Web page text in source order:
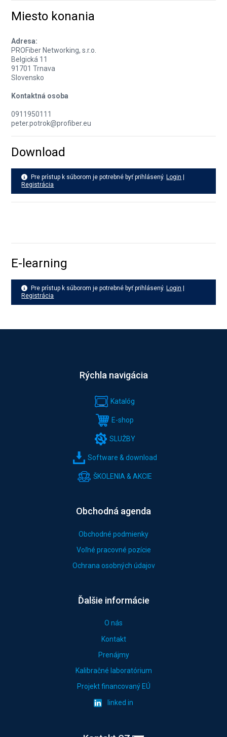
Miesto konania
Adresa:
PROFiber Networking, s.r.o.
Belgická 11
91701 Trnava
Slovensko
Kontaktná osoba
0911950111
peter.potrok@profiber.eu
Download
Pre prístup k súborom je potrebné byť prihlásený. Login
Registrácia
E-learning
Pre prístup k súborom je potrebné byť prihlásený. Login
Registrácia
Rýchla navigácia
Katalóg
E-shop
SLUŽBY
Software & download
ŠKOLENIA & AKCIE
Obchodná agenda
Obchodné podmienky
Voľné pracovné pozície
Ochrana osobných údajov
Ďalšie informácie
O nás
Kontakt
Prenájmy
Kalibračné laboratórium
Projekt financovaný EÚ
linked in